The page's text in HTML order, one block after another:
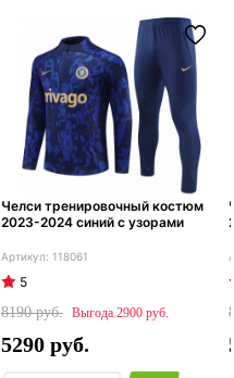
Челси тренировочный костюм
2023-2024 синий с узорами
118061
5
8190
2900
5290